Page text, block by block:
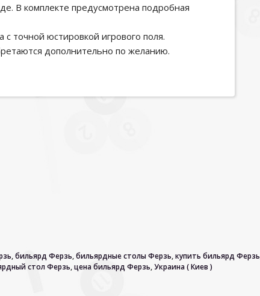
В комплекте предусмотрена подробная
точной юстировкой игрового поля.
дополнительно по желанию.
,бильярд Ферзь,бильярдные столы Ферзь,купить бильярд Ферзь
стол Ферзь,цена бильярд Ферзь,Украина ( Киев )